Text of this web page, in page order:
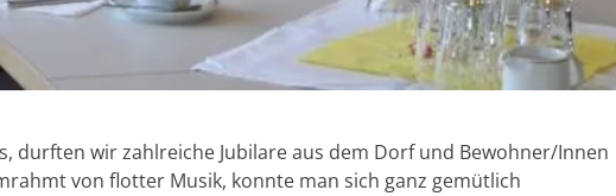
durften wir zahlreiche Jubilare aus dem Dorf und Bewohner/Innen
von flotter Musik, konnte man sich ganz gemütlich